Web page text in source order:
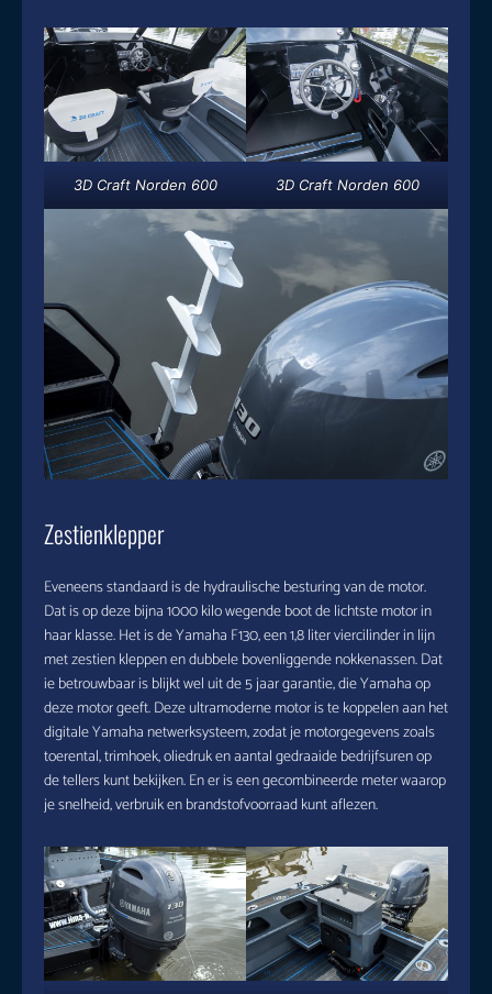
3D Craft Norden 600 3D Craft Norden 600
Zestienklepper
Eveneens standaard is de hydraulische besturing van de motor.
Dat is op deze bijna 1000 kilo wegende boot de lichtste motor in
haar klasse. Het is de Yamaha F130, een 1,8 liter viercilinder in lijn
met zestien kleppen en dubbele bovenliggende nokkenassen. Dat
ie betrouwbaar is blijkt wel uit de 5 jaar garantie, die Yamaha op
deze motor geeft. Deze ultramoderne motor is te koppelen aan het
digitale Yamaha netwerksysteem, zodat je motorgegevens zoals
toerental, trimhoek, oliedruk en aantal gedraaide bedrijfsuren op
de tellers kunt bekijken. En er is een gecombineerde meter waarop
je snelheid, verbruik en brandstofvoorraad kunt aflezen.